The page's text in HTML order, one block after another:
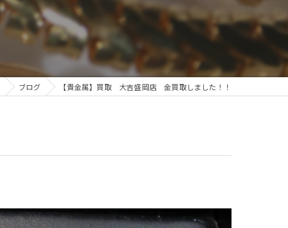
金券
時計
ブログ 【貴金属】買取 大吉盛岡店 金買取しました！！